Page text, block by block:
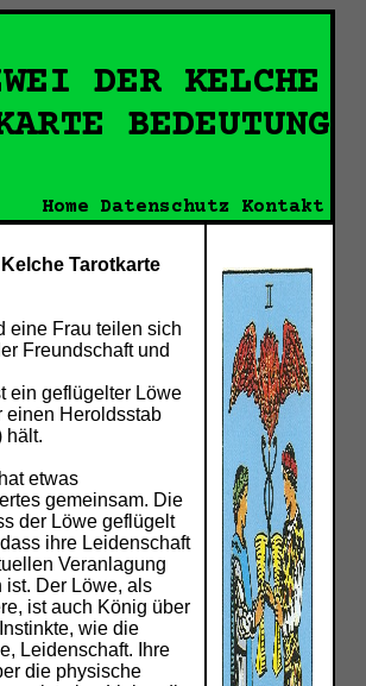
DER KELCHE
BEDEUTUNG
Home Datenschutz Kontakt
Tarotkarte
eine Frau teilen sich
Freundschaft und
ein geflügelter Löwe
einen Heroldsstab
hält.
etwas
gemeinsam. Die
der Löwe geflügelt
ihre Leidenschaft
Veranlagung
ist. Der Löwe, als
ist auch König über
wie die
Leidenschaft. Ihre
die physische